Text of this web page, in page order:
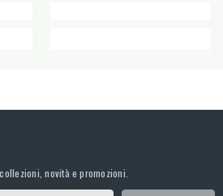
novità e promozioni.